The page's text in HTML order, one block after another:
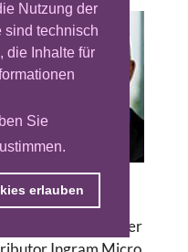
Nutzung der
sind technisch
die Inhalte für
Sie
erlauben
unter